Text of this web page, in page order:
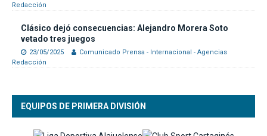
Redacción
Clásico dejó consecuencias: Alejandro Morera Soto
vetado tres juegos
23/05/2025
Comunicado Prensa - Internacional - Agencias
Redacción
EQUIPOS DE PRIMERA DIVISIÓN